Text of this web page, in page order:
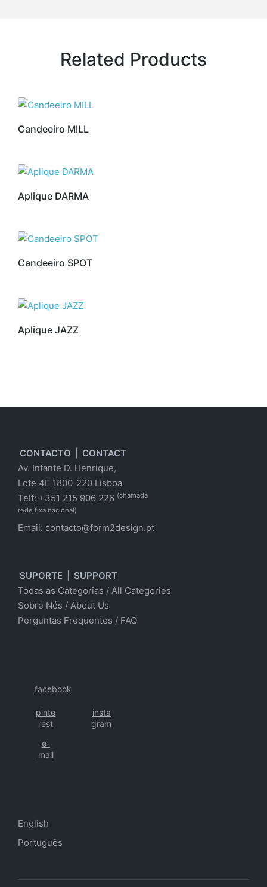
Related Products
Candeeiro MILL
Aplique DARMA
Candeeiro SPOT
Aplique JAZZ
CONTACTO
CONTACT
Av. Infante D. Henrique,
Lote 4E 1800-220 Lisboa
Telf: +351 215 906 226 (chamada
rede fixa nacional)
Email: contacto@form2design.pt
SUPORTE
SUPPORT
Todas as Categorias / All Categories
Sobre Nós / About Us
Perguntas Frequentes / FAQ
facebook
pinte
rest
insta
gram
e-
mail
English
Português